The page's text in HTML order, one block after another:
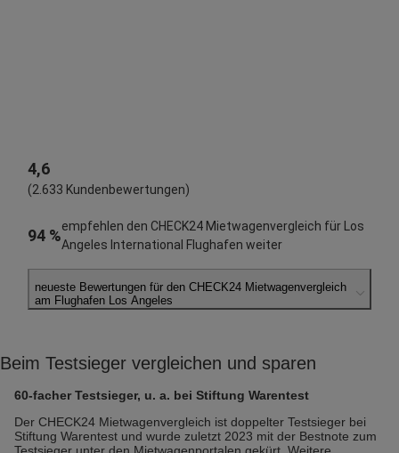
4,6
(2.633 Kundenbewertungen)
94 %
empfehlen den CHECK24 Mietwagenvergleich für Los
Angeles International Flughafen weiter
neueste Bewertungen für den CHECK24 Mietwagenvergleich
am Flughafen Los Angeles
Abholort: Los Angeles International Flughafen
Lukas K.
abgegeben am 27.06.2026
Beim Testsieger vergleichen und sparen
60-facher Testsieger, u. a. bei Stiftung Warentest
Der CHECK24 Mietwagenvergleich ist doppelter Testsieger bei
Stiftung Warentest und wurde zuletzt 2023 mit der Bestnote zum